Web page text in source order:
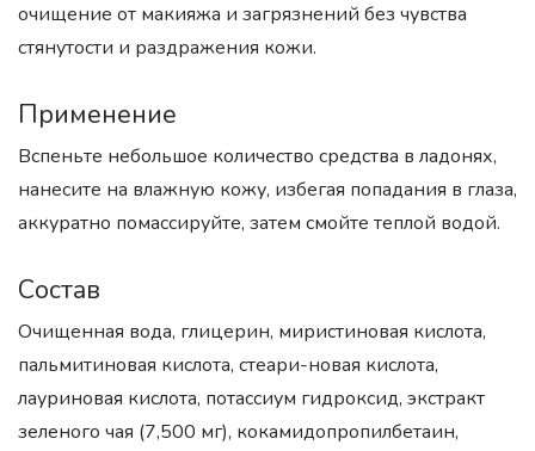
очищение от макияжа и загрязнений без чувства
стянутости и раздражения кожи.
Применение
Вспеньте небольшое количество средства в ладонях,
нанесите на влажную кожу, избегая попадания в глаза,
аккуратно помассируйте, затем смойте теплой водой.
Состав
Очищенная вода, глицерин, миристиновая кислота,
пальмитиновая кислота, стеари-новая кислота,
лауриновая кислота, потассиум гидроксид, экстракт
зеленого чая (7,500 мг), кокамидопропилбетаин,